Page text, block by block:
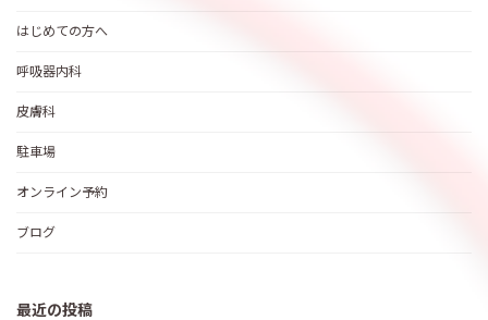
はじめての方へ
呼吸器内科
皮膚科
駐車場
オンライン予約
ブログ
最近の投稿